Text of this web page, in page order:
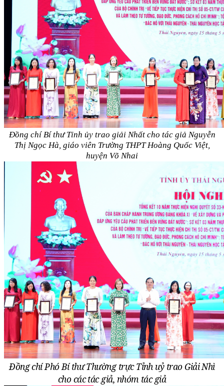
Đồng chí Bí thư Tỉnh ủy trao giải Nhất cho tác giả Nguyễn
Thị Ngọc Hà, giáo viên Trường THPT Hoàng Quốc Việt,
huyện Võ Nhai
Đồng chí Phó Bí thư Thường trực Tỉnh uỷ trao Giải Nhì
cho các tác giả, nhóm tác giả